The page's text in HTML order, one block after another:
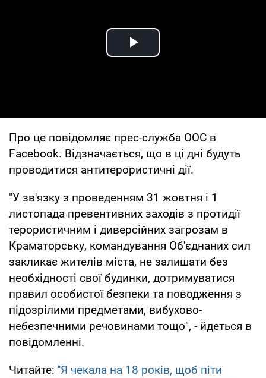
Play Video
Про це повідомляє прес-служба ООС в
Facebook. Відзначається, що в ці дні будуть
проводитися антитерористичні дії.
"У зв'язку з проведенням 31 жовтня і 1
листопада превентивних заходів з протидії
терористичним і диверсійних загрозам в
Краматорську, командування Об'єднаних сил
закликає жителів міста, не залишати без
необхідності свої будинки, дотримуватися
правил особистої безпеки та поводження з
підозрілими предметами, вибухово-
небезпечними речовинами тощо", - йдеться в
повідомленні.
Читайте: ''Я чекала на 18 років, щоб піти